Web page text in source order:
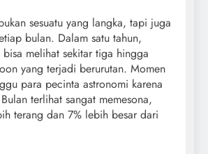
sesuatu yang langka, tapi juga
bulan. Dalam satu tahun,
bisa melihat sekitar tiga hingga
yang terjadi berurutan. Momen
para pecinta astronomi karena
terlihat sangat memesona,
terang dan 7% lebih besar dari